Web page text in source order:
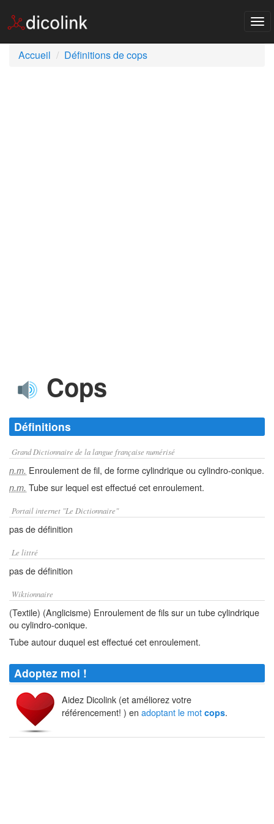
Accueil
Définitions de cops
Cops
Définitions
Grand Dictionnaire de la langue française numérisé
n.m. Enroulement de fil, de forme cylindrique ou cylindro-conique.
n.m. Tube sur lequel est effectué cet enroulement.
Portail internet "Le Dictionnaire"
pas de définition
Le littré
pas de définition
Wiktionnaire
(Textile) (Anglicisme) Enroulement de fils sur un tube cylindrique
ou cylindro-conique.
Tube autour duquel est effectué cet enroulement.
Adoptez moi !
Aidez Dicolink (et améliorez votre
référencement! ) en adoptant le mot cops.